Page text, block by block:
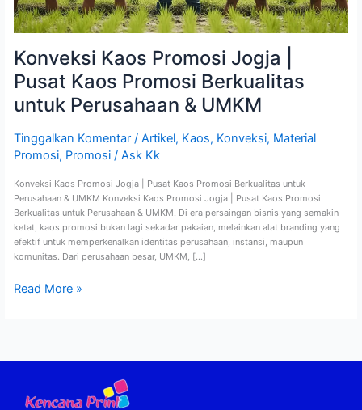
Konveksi Kaos Promosi Jogja |
Pusat Kaos Promosi Berkualitas
untuk Perusahaan & UMKM
Tinggalkan Komentar / Artikel, Kaos, Konveksi, Material
Promosi, Promosi/ Ask Kk
Konveksi Kaos Promosi Jogja | Pusat Kaos Promosi Berkualitas untuk
Perusahaan & UMKM Konveksi Kaos Promosi Jogja | Pusat Kaos Promosi
Berkualitas untuk Perusahaan & UMKM. Di era persaingan bisnis yang semakin
ketat, kaos promosi bukan lagi sekadar pakaian, melainkan alat branding yang
efektif untuk memperkenalkan identitas perusahaan, instansi, maupun
komunitas. Dari perusahaan besar, UMKM, […]
Read More »